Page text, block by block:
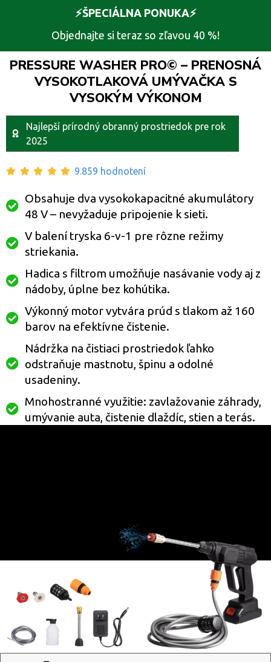
⚡️ŠPECIÁLNA PONUKA⚡️
Objednajte si teraz so zľavou 40 %!
PRESSURE WASHER PRO© – PRENOSNÁ
VYSOKOTLAKOVÁ UMÝVAČKA S
VYSOKÝM VÝKONOM
Najlepší prírodný obranný prostriedok pre rok
2025
9.859 hodnotení
Obsahuje dva vysokokapacitné akumulátory
48 V – nevyžaduje pripojenie k sieti.
V balení tryska 6-v-1 pre rôzne režimy
striekania.
Hadica s filtrom umožňuje nasávanie vody aj z
nádoby, úplne bez kohútika.
Výkonný motor vytvára prúd s tlakom až 160
barov na efektívne čistenie.
Nádržka na čistiaci prostriedok ľahko
odstraňuje mastnotu, špinu a odolné
usadeniny.
Mnohostranné využitie: zavlažovanie záhrady,
umývanie auta, čistenie dlaždíc, stien a terás.